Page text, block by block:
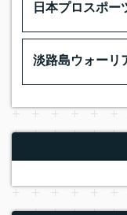
日本プロスポー
淡路島ウォーリ